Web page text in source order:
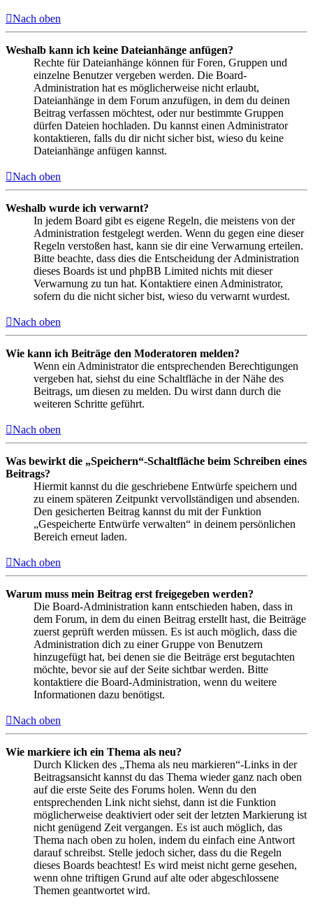
Nach oben
Weshalb kann ich keine Dateianhänge anfügen?
Rechte für Dateianhänge können für Foren, Gruppen und
einzelne Benutzer vergeben werden. Die Board-
Administration hat es möglicherweise nicht erlaubt,
Dateianhänge in dem Forum anzufügen, in dem du deinen
Beitrag verfassen möchtest, oder nur bestimmte Gruppen
dürfen Dateien hochladen. Du kannst einen Administrator
kontaktieren, falls du dir nicht sicher bist, wieso du keine
Dateianhänge anfügen kannst.
Nach oben
Weshalb wurde ich verwarnt?
In jedem Board gibt es eigene Regeln, die meistens von der
Administration festgelegt werden. Wenn du gegen eine dieser
Regeln verstoßen hast, kann sie dir eine Verwarnung erteilen.
Bitte beachte, dass dies die Entscheidung der Administration
dieses Boards ist und phpBB Limited nichts mit dieser
Verwarnung zu tun hat. Kontaktiere einen Administrator,
sofern du die nicht sicher bist, wieso du verwarnt wurdest.
Nach oben
Wie kann ich Beiträge den Moderatoren melden?
Wenn ein Administrator die entsprechenden Berechtigungen
vergeben hat, siehst du eine Schaltfläche in der Nähe des
Beitrags, um diesen zu melden. Du wirst dann durch die
weiteren Schritte geführt.
Nach oben
Was bewirkt die „Speichern“-Schaltfläche beim Schreiben eines
Beitrags?
Hiermit kannst du die geschriebene Entwürfe speichern und
zu einem späteren Zeitpunkt vervollständigen und absenden.
Den gesicherten Beitrag kannst du mit der Funktion
„Gespeicherte Entwürfe verwalten“ in deinem persönlichen
Bereich erneut laden.
Nach oben
Warum muss mein Beitrag erst freigegeben werden?
Die Board-Administration kann entschieden haben, dass in
dem Forum, in dem du einen Beitrag erstellt hast, die Beiträge
zuerst geprüft werden müssen. Es ist auch möglich, dass die
Administration dich zu einer Gruppe von Benutzern
hinzugefügt hat, bei denen sie die Beiträge erst begutachten
möchte, bevor sie auf der Seite sichtbar werden. Bitte
kontaktiere die Board-Administration, wenn du weitere
Informationen dazu benötigst.
Nach oben
Wie markiere ich ein Thema als neu?
Durch Klicken des „Thema als neu markieren“-Links in der
Beitragsansicht kannst du das Thema wieder ganz nach oben
auf die erste Seite des Forums holen. Wenn du den
entsprechenden Link nicht siehst, dann ist die Funktion
möglicherweise deaktiviert oder seit der letzten Markierung ist
nicht genügend Zeit vergangen. Es ist auch möglich, das
Thema nach oben zu holen, indem du einfach eine Antwort
darauf schreibst. Stelle jedoch sicher, dass du die Regeln
dieses Boards beachtest! Es wird meist nicht gerne gesehen,
wenn ohne triftigen Grund auf alte oder abgeschlossene
Themen geantwortet wird.